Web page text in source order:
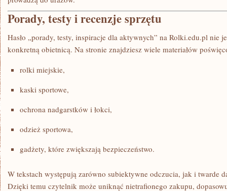
Porady, testy i recenzje sprzętu
Hasło „porady, testy, inspiracje dla aktywnych” na Rolki.edu.pl nie
konkretną obietnicą. Na stronie znajdziesz wiele materiałów
rolki miejskie,
kaski sportowe,
ochrona nadgarstków i łokci,
odzież sportowa,
gadżety, które zwiększają bezpieczeństwo.
W tekstach występują zarówno subiektywne odczucia, jak i twarde
Dzięki temu czytelnik może uniknąć nietrafionego zakupu,